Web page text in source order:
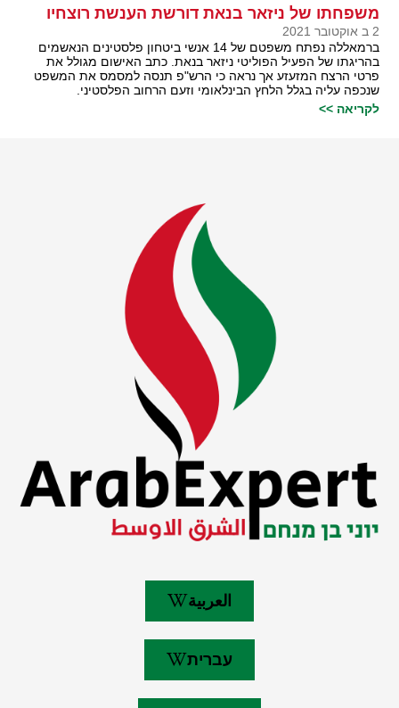
משפחתו של ניזאר בנאת דורשת הענשת רוצחיו
2 ב אוקטובר 2021
ברמאללה נפתח משפטם של 14 אנשי ביטחון פלסטינים הנאשמים
בהריגתו של הפעיל הפוליטי ניזאר בנאת. כתב האישום מגולל את
פרטי הרצח המזעזע אך נראה כי הרש"פ תנסה למסמס את המשפט
שנכפה עליה בגלל הלחץ הבינלאומי וזעם הרחוב הפלסטיני.
לקריאה >>
العربية
עברית